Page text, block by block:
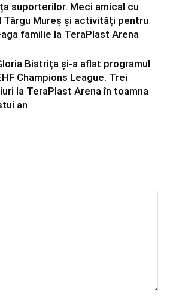
suporterilor. Meci amical cu
Târgu Mureș și activități pentru
familie la TeraPlast Arena
Bistrița și-a aflat programul
Champions League. Trei
la TeraPlast Arena în toamna
an